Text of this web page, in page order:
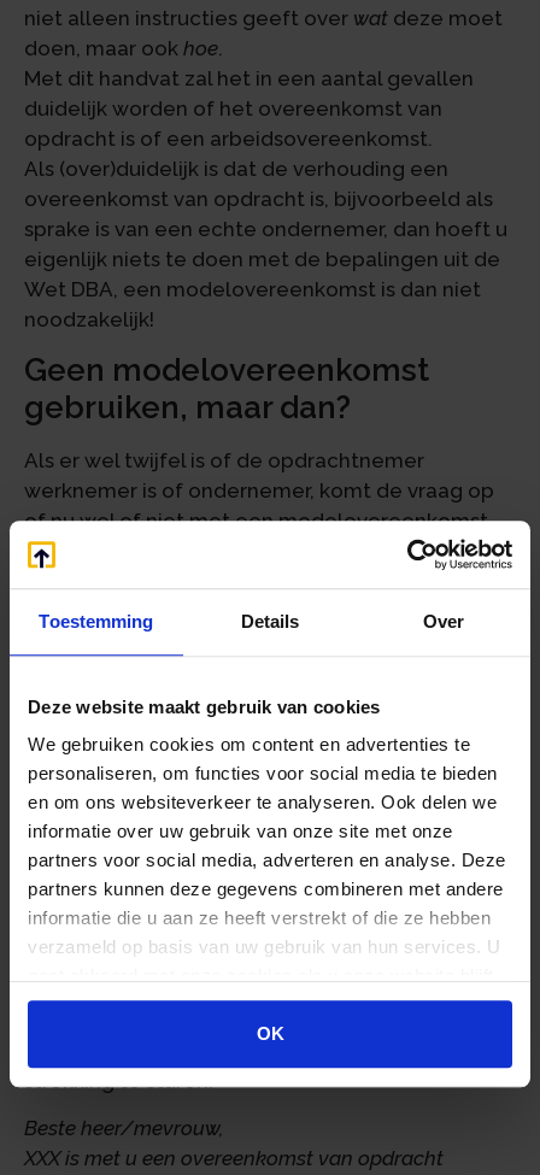
Toestemming Details Over
Deze website maakt gebruik van cookies
We gebruiken cookies om content en advertenties te
personaliseren, om functies voor social media te bieden
en om ons websiteverkeer te analyseren. Ook delen we
informatie over uw gebruik van onze site met onze
partners voor social media, adverteren en analyse. Deze
partners kunnen deze gegevens combineren met andere
informatie die u aan ze heeft verstrekt of die ze hebben
verzameld op basis van uw gebruik van hun services. U
gebruiken.
OK
niet alleen instructies geeft over wat deze moet
doen, maar ook hoe.
Met dit handvat zal het in een aantal gevallen
duidelijk worden of het overeenkomst van
opdracht is of een arbeidsovereenkomst.
Als (over)duidelijk is dat de verhouding een
overeenkomst van opdracht is, bijvoorbeeld als
sprake is van een echte ondernemer, dan hoeft u
eigenlijk niets te doen met de bepalingen uit de
Wet DBA, een modelovereenkomst is dan niet
noodzakelijk!
Geen modelovereenkomst
gebruiken, maar dan?
Als er wel twijfel is of de opdrachtnemer
werknemer is of ondernemer, komt de vraag op
of nu wel of niet met een modelovereenkomst
moet worden gewerkt. Wij adviseren vooralsnog
modelovereenkomsten, en in sommige gevallen
komt.
Let wel indien u wacht met de
modelovereenkomsten te gebruiken: de fiscus
handhaaft pas echt vanaf 1 mei 2017 conform de
Wet DBA, vanaf 1 mei 2016 controleert de
Belastingdienst wel, maar past geen sancties toe.
Maar tot 1 mei 2017 moeten de opdrachtgever en
de opdrachtnemer wel kunnen aantonen dat
men bezig is met het onderzoeken van de impact
van de Wet DBA. Dit kunt u doen door
strekking te sturen:
Beste heer/mevrouw,
XXX is met u een overeenkomst van opdracht